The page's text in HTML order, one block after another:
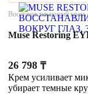
Восстанавливающий крем
Muse Restoring
26 798 ₸
Крем усиливает
убирает темные